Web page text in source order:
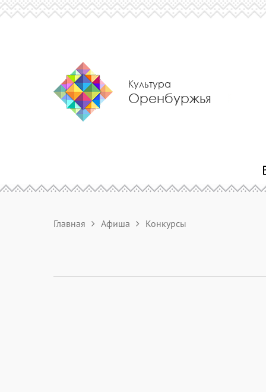
Культура
Оренбуржья
Главная Афиша Конкурсы